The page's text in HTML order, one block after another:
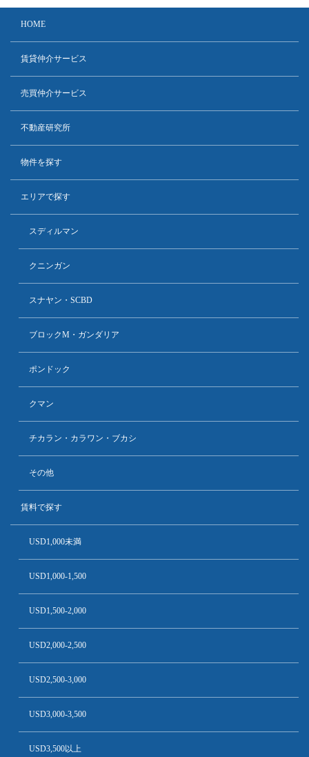
HOME
賃貸仲介サービス
売買仲介サービス
不動産研究所
物件を探す
エリアで探す
スディルマン
クニンガン
スナヤン・SCBD
ブロックM・ガンダリア
ポンドック
クマン
チカラン・カラワン・ブカシ
その他
賃料で探す
USD1,000未満
USD1,000-1,500
USD1,500-2,000
USD2,000-2,500
USD2,500-3,000
USD3,000-3,500
USD3,500以上